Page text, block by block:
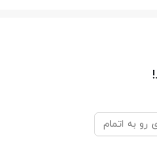
رو به اتمام